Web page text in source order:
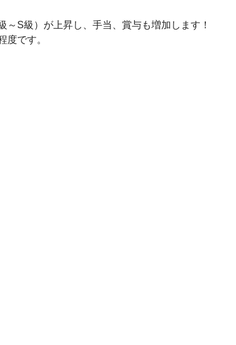
S級）が上昇し、手当、賞与も増加します！
度です。